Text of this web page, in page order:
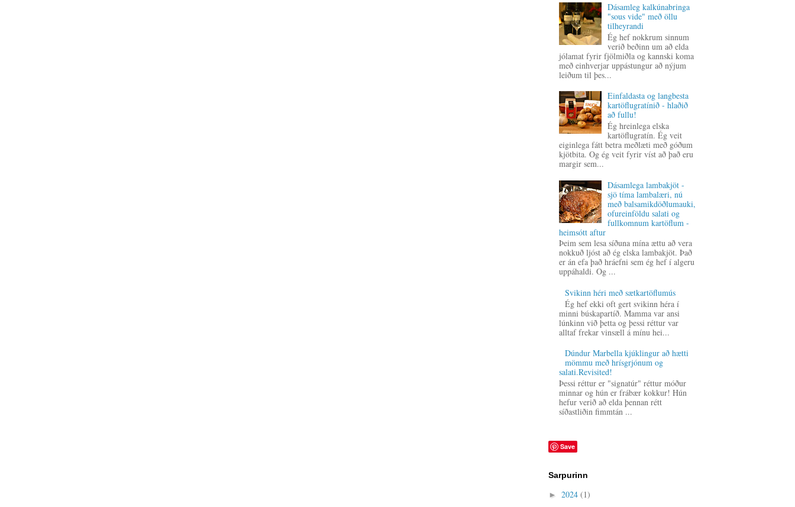
Dásamleg kalkúnabringa
"sous vide" með öllu
tilheyrandi
Ég hef nokkrum sinnum
verið beðinn um að elda
jólamat fyrir fjölmiðla og kannski koma
með einhverjar uppástungur að nýjum
leiðum til þes...
Einfaldasta og langbesta
kartöflugratínið - hlaðið
að fullu!
Ég hreinlega elska
kartöflugratín. Ég veit
eiginlega fátt betra meðlæti með góðum
kjötbita. Og ég veit fyrir víst að það eru
margir sem...
Dásamlega lambakjöt -
sjö tíma lambalæri, nú
með balsamikdöðlumauki,
ofureinföldu salati og
fullkomnum kartöflum -
heimsótt aftur
Þeim sem lesa síðuna mína ættu að vera
nokkuð ljóst að ég elska lambakjöt. Það
er án efa það hráefni sem ég hef í algeru
uppáhaldi. Og ...
Svikinn héri með sætkartöflumús
Ég hef ekki oft gert svikinn héra í
minni búskapartíð. Mamma var ansi
lúnkinn við þetta og þessi réttur var
alltaf frekar vinsæll á mínu hei...
Dúndur Marbella kjúklingur að hætti
mömmu með hrísgrjónum og
salati.Revisited!
Þessi réttur er "signatúr" réttur móður
minnar og hún er frábær kokkur! Hún
hefur verið að elda þennan rétt
síðastliðin fimmtán ...
Save
Sarpurinn
► 2024 (1)